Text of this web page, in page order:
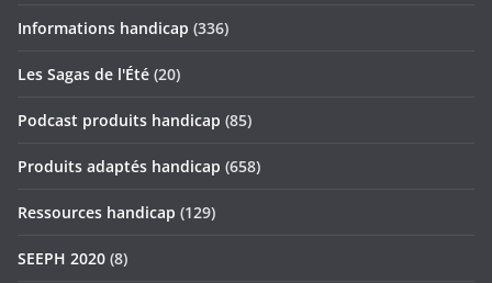
Informations handicap (336)
Les Sagas de l'Été (20)
Podcast produits handicap (85)
Produits adaptés handicap (658)
Ressources handicap (129)
SEEPH 2020 (8)